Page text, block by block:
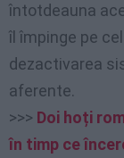
întotdeauna
îl împinge pe
dezactivarea
aferente.
>>> Doi hoți
în timp ce